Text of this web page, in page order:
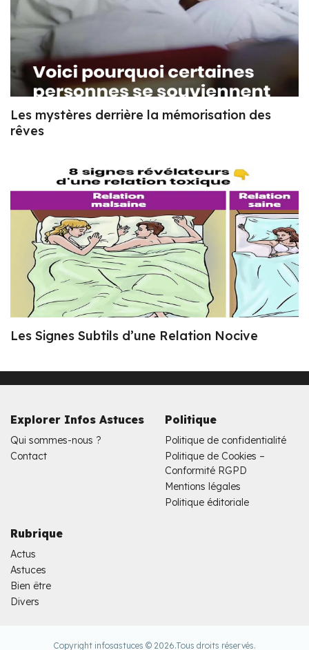
Les mystères derrière la mémorisation des
rêves
Les Signes Subtils d’une Relation Nocive
Explorer Infos Astuces
Qui sommes-nous ?
Contact
Politique
Politique de confidentialité
Politique de Cookies –
Conformité RGPD
Mentions légales
Politique éditoriale
Rubrique
Actus
Astuces
Bien être
Divers
Copyright infosastuces © 2026.Tous droits réservés.